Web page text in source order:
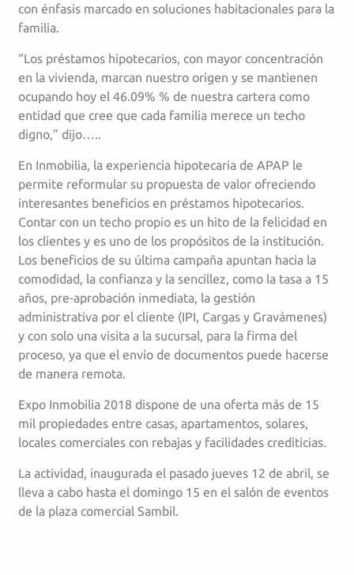
con énfasis marcado en soluciones habitacionales para la
familia.
“Los préstamos hipotecarios, con mayor concentración
en la vivienda, marcan nuestro origen y se mantienen
ocupando hoy el 46.09% % de nuestra cartera como
entidad que cree que cada familia merece un techo
digno,” dijo…..
En Inmobilia, la experiencia hipotecaria de APAP le
permite reformular su propuesta de valor ofreciendo
interesantes beneficios en préstamos hipotecarios.
Contar con un techo propio es un hito de la felicidad en
los clientes y es uno de los propósitos de la institución.
Los beneficios de su última campaña apuntan hacia la
comodidad, la confianza y la sencillez, como la tasa a 15
años, pre-aprobación inmediata, la gestión
administrativa por el cliente (IPI, Cargas y Gravámenes)
y con solo una visita a la sucursal, para la firma del
proceso, ya que el envío de documentos puede hacerse
de manera remota.
Expo Inmobilia 2018 dispone de una oferta más de 15
mil propiedades entre casas, apartamentos, solares,
locales comerciales con rebajas y facilidades crediticias.
La actividad, inaugurada el pasado jueves 12 de abril, se
lleva a cabo hasta el domingo 15 en el salón de eventos
de la plaza comercial Sambil.